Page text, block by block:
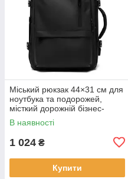
Міський рюкзак 44×31 см для
ноутбука та подорожей,
місткий дорожній бізнес-
рюкзак KAY
В наявності
1 024 ₴
Купити